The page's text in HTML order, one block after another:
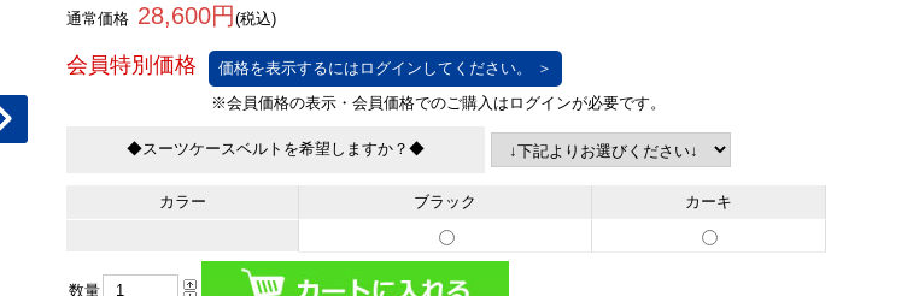
通常価格 28,600円 (税込)
価格を表示するにはログインしてください。 ＞
◆スーツケースベルトを希望しますか？◆
カラー ブラック カーキ
数量